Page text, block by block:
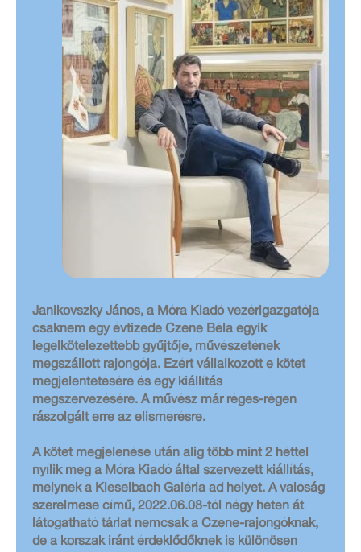
Janikovszky János, a Móra Kiadó vezérigazgatója
csaknem egy évtizede Czene Béla egyik
legelkötelezettebb gyűjtője, művészetének
megszállott rajongója. Ezért vállalkozott e kötet
megjelentetésére és egy kiállítás
megszervezésére. A művész már réges-régen
rászolgált erre az elismerésre.
A kötet megjelenése után alig több mint 2 héttel
nyílik meg a Móra Kiadó által szervezett kiállítás,
melynek a Kieselbach Galéria ad helyet. A valóság
szerelmese című, 2022.06.08-tól négy héten át
látogatható tárlat nemcsak a Czene-rajongóknak,
de a korszak iránt érdeklődőknek is különösen